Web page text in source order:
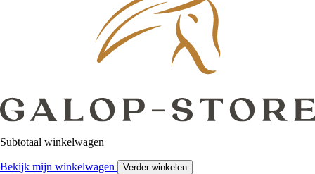
Subtotaal winkelwagen
Bekijk mijn winkelwagen Verder winkelen